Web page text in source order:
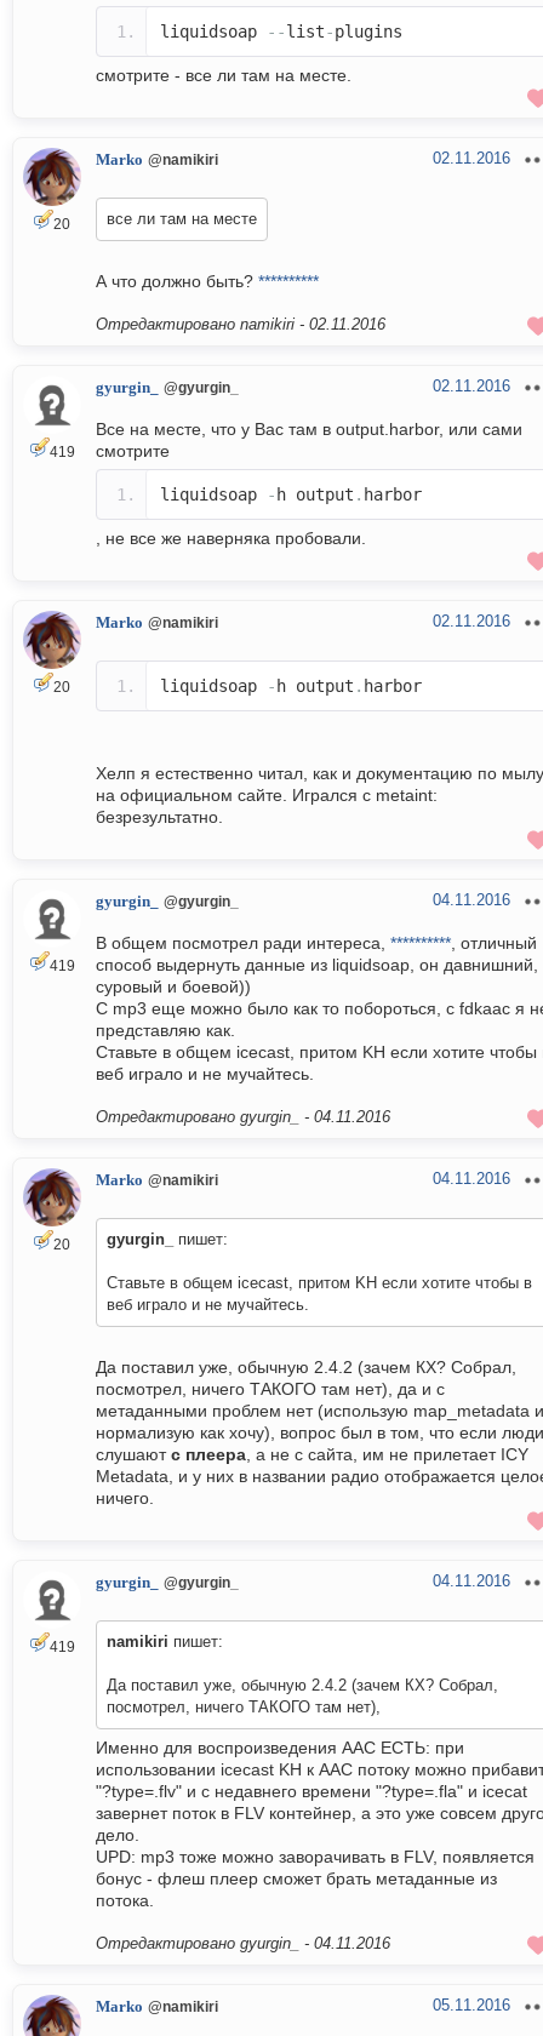
liquidsoap --list-plugins
смотрите - все ли там на месте.
20
Marko @namikiri 02.11.2016
все ли там на месте
А что должно быть? **********
Отредактировано namikiri - 02.11.2016
419
gyurgin_ @gyurgin_ 02.11.2016
Все на месте, что у Вас там в output.harbor, или сами
смотрите
liquidsoap - h output . harbor
, не все же наверняка пробовали.
20
Marko @namikiri 02.11.2016
liquidsoap - h output . harbor
Хелп я естественно читал, как и документацию по мылу
на официальном сайте. Игрался с metaint:
безрезультатно.
419
gyurgin_ @gyurgin_ 04.11.2016
В общем посмотрел ради интереса, **********, отличный
способ выдернуть данные из liquidsoap, он давнишний,
суровый и боевой))
С mp3 еще можно было как то побороться, с fdkaac я
представляю как.
Ставьте в общем icecast, притом KH если хотите чтобы
веб играло и не мучайтесь.
Отредактировано gyurgin_ - 04.11.2016
20
Marko @namikiri 04.11.2016
gyurgin_ пишет:
Ставьте в общем icecast, притом KH если хотите чтобы в
веб играло и не мучайтесь.
Да поставил уже, обычную 2.4.2 (зачем КХ? Собрал,
посмотрел, ничего ТАКОГО там нет), да и с
метаданными проблем нет (использую map_metadata и
нормализую как хочу), вопрос был в том, что если люди
слушаютс плеера, а не с сайта, им не прилетает ICY
Metadata, и у них в названии радио отображается
ничего.
419
gyurgin_ @gyurgin_ 04.11.2016
namikiri пишет:
Да поставил уже, обычную 2.4.2 (зачем КХ? Собрал,
посмотрел, ничего ТАКОГО там нет),
Именно для воспроизведения AAC ЕСТЬ: при
использовании icecast KH к AAC потоку можно
"?type=.flv" и с недавнего времени "?type=.fla" и icecat
завернет поток в FLV контейнер, а это уже совсем
дело.
UPD: mp3 тоже можно заворачивать в FLV, появляется
бонус - флеш плеер сможет брать метаданные из
потока.
Отредактировано gyurgin_ - 04.11.2016
Marko @namikiri 05.11.2016